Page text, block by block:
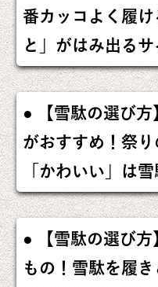
番カッコよく履
と」がはみ出るサ
【雪駄の選び
がおすすめ！祭
「かわいい」は
【雪駄の選び
もの！雪駄を履